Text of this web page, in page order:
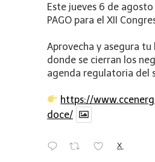
Este jueves 6 de
PAGO para el XII
Aprovecha y asegura
donde se cierran los
agenda regulatoria del
https://
doce/
X